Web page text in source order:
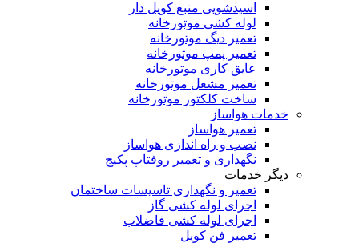
اسیدشویی منبع کویل دار
لوله کشی موتورخانه
تعمیر دیگ موتورخانه
تعمیر پمپ موتورخانه
عایق کاری موتورخانه
تعمیر مشعل موتورخانه
ساخت کلکتور موتورخانه
خدمات هواساز
تعمیر هواساز
نصب و راه اندازی هواساز
نگهداری و تعمیر روفتاپ پکیج
دیگر خدمات
تعمیر و نگهداری تاسیسات ساختمان
اجرای لوله کشی گاز
اجرای لوله کشی فاضلاب
تعمیر فن کویل